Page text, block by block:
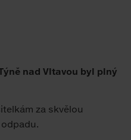
nad Vltavou byl plný
za skvělou